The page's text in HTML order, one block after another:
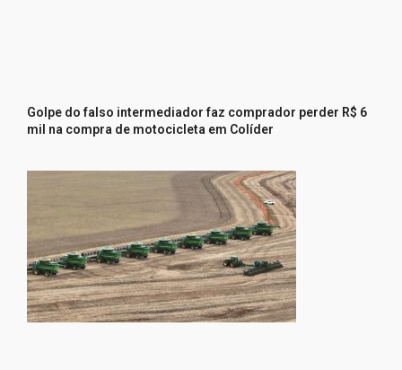
Golpe do falso intermediador faz comprador perder R$ 6
mil na compra de motocicleta em Colíder